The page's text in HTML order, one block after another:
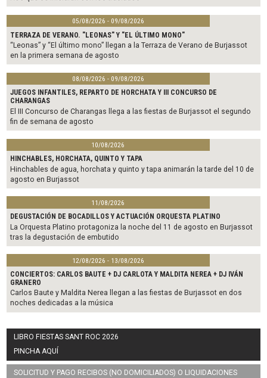
05/08/2026 - 09/08/2026
TERRAZA DE VERANO. "LEONAS" Y "EL ÚLTIMO MONO"
“Leonas” y “El último mono” llegan a la Terraza de Verano de Burjassot
en la primera semana de agosto
08/08/2026 - 09/08/2026
JUEGOS INFANTILES, REPARTO DE HORCHATA Y III CONCURSO DE
CHARANGAS
El III Concurso de Charangas llega a las fiestas de Burjassot el segundo
fin de semana de agosto
10/08/2026
HINCHABLES, HORCHATA, QUINTO Y TAPA
Hinchables de agua, horchata y quinto y tapa animarán la tarde del 10 de
agosto en Burjassot
11/08/2026
DEGUSTACIÓN DE BOCADILLOS Y ACTUACIÓN ORQUESTA PLATINO
La Orquesta Platino protagoniza la noche del 11 de agosto en Burjassot
tras la degustación de embutido
12/08/2026 - 13/08/2026
CONCIERTOS: CARLOS BAUTE + DJ CARLOTA Y MALDITA NEREA + DJ IVÁN
GRANERO
Carlos Baute y Maldita Nerea llegan a las fiestas de Burjassot en dos
noches dedicadas a la música
LIBRO FIESTAS SANT ROC 2026
PINCHA AQUÍ
SOLICITUD Y PAGO RECIBOS (NO DOMICILIADOS) O LIQUIDACIONES